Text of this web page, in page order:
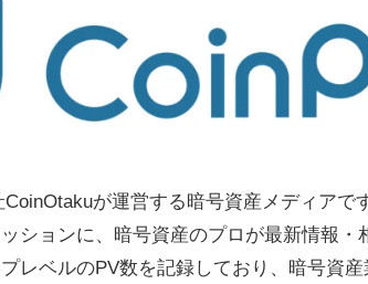
が運営する暗号資産メディア
ションに、暗号資産のプロが最新情報
レベルのPV数を記録しており、暗号資産